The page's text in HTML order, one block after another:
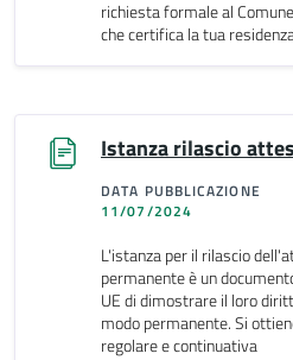
richiesta formale al
che certifica la tua
Istanza rilascio
DATA PUBBLICAZIONE
11/07/2024
L'istanza per il rilascio
permanente è un
UE di dimostrare il loro
modo permanente. Si
regolare e continuativa